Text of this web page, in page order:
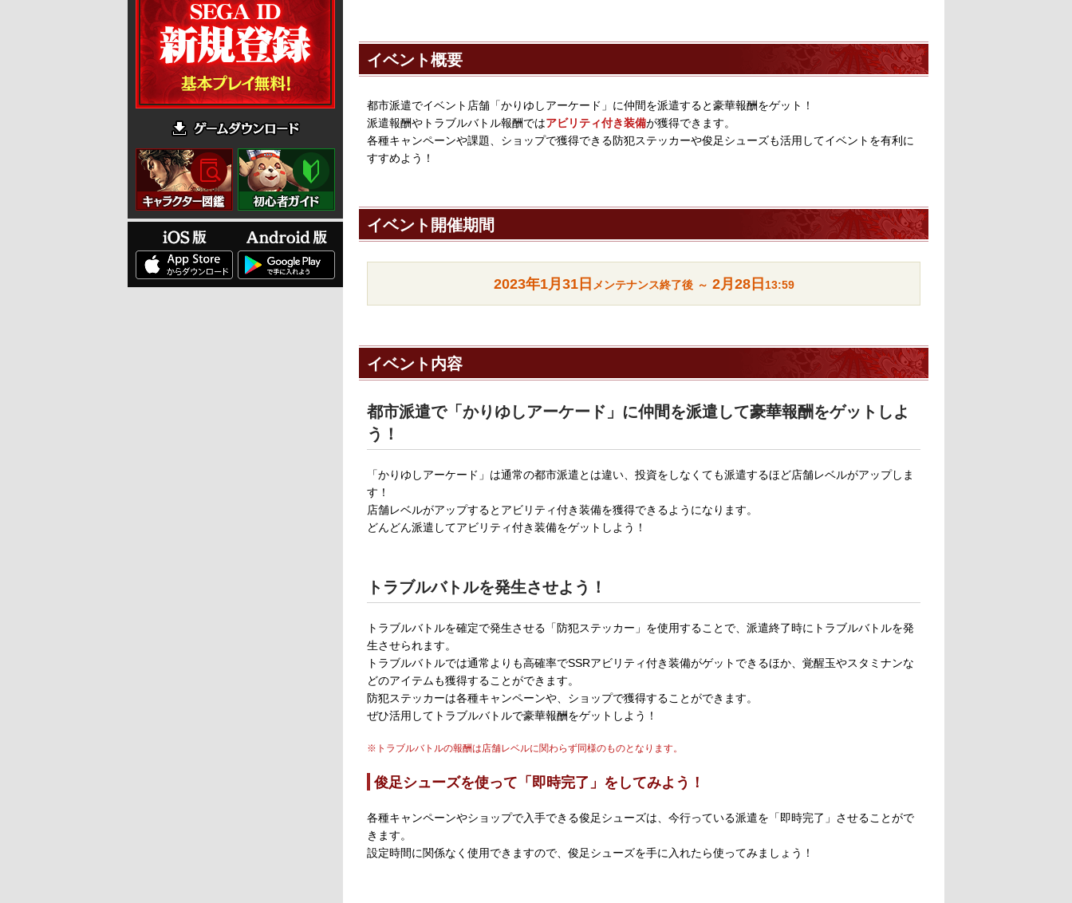
イベント概要
都市派遣でイベント店舗「かりゆしアーケード」に仲間を派遣すると豪華報酬をゲット！
派遣報酬やトラブルバトル報酬ではアビリティ付き装備が獲得できます。
各種キャンペーンや課題、ショップで獲得できる防犯ステッカーや俊足シューズも活用してイベントを有利に
すすめよう！
イベント開催期間
2023年1月31日 メンテナンス終了後 ～ 2月28日 13:59
イベント内容
都市派遣で「かりゆしアーケード」に仲間を派遣して豪華報酬をゲットしよ
う！
「かりゆしアーケード」は通常の都市派遣とは違い、投資をしなくても派遣するほど店舗レベルがアップしま
す！
店舗レベルがアップするとアビリティ付き装備を獲得できるようになります。
どんどん派遣してアビリティ付き装備をゲットしよう！
トラブルバトルを発生させよう！
トラブルバトルを確定で発生させる「防犯ステッカー」を使用することで、派遣終了時にトラブルバトルを発
生させられます。
トラブルバトルでは通常よりも高確率でSSRアビリティ付き装備がゲットできるほか、覚醒玉やスタミナンな
どのアイテムも獲得することができます。
防犯ステッカーは各種キャンペーンや、ショップで獲得することができます。
ぜひ活用してトラブルバトルで豪華報酬をゲットしよう！
※トラブルバトルの報酬は店舗レベルに関わらず同様のものとなります。
俊足シューズを使って「即時完了」をしてみよう！
各種キャンペーンやショップで入手できる俊足シューズは、今行っている派遣を「即時完了」させることがで
きます。
設定時間に関係なく使用できますので、俊足シューズを手に入れたら使ってみましょう！